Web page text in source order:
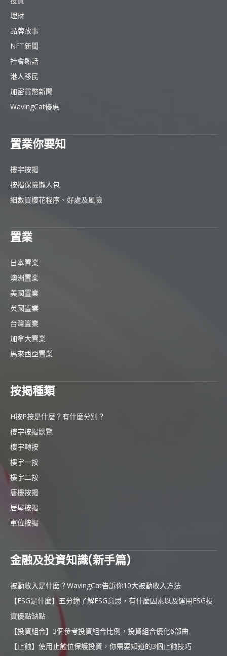
理財
品牌故事
NFT新聞
社會熱話
港人移民
加密貨幣新聞
WavingCat優惠
置業你要知
樓宇按揭
按揭保險懶人包
細數買樓花程序、好處及風險
置業
日本置業
澳洲置業
美國置業
英國置業
台灣置業
加拿大置業
馬來西亞置業
按揭種類
H按P按是什麼？有什麼分別？
樓宇按揭總覽
樓宇轉按
樓宇一按
樓宇二按
唐樓按揭
居屋按揭
車位按揭
金融及投資知識(新手篇)
被動收入是什麼？WavingCat告訴你10大被動收入方法
【ESG是什麼】五分鐘了解ESG意思，有什麼因素以及運用ESG投
資優點缺點
【投資組合】3個參考投資組合比例，投資組合優化6部曲
【止蝕】使用止蝕位保護投資，你需要知道的3個止蝕技巧